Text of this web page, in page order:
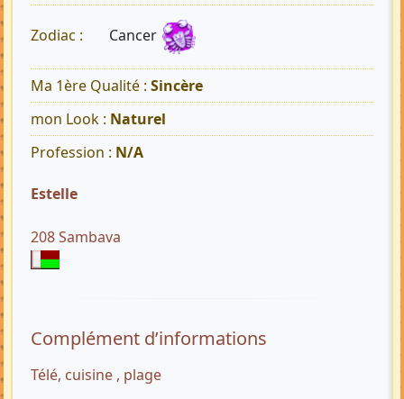
Zodiac : Cancer
Ma 1ère Qualité : Sincère
mon Look : Naturel
Profession : N/A
Estelle
208 Sambava
Complément d’informations
Télé, cuisine , plage